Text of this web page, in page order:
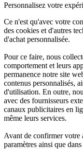
Personnalisez votre
Ce n'est qu'avec votre
des cookies et d'autres
d'achat personnalisée.
Pour ce faire, nous
comportement et leurs
permanence notre site
contenus personnalisés,
d'utilisation. En outre,
avec des fournisseurs
canaux publicitaires en
même leurs services.
Avant de confirmer votre
paramètres ainsi que